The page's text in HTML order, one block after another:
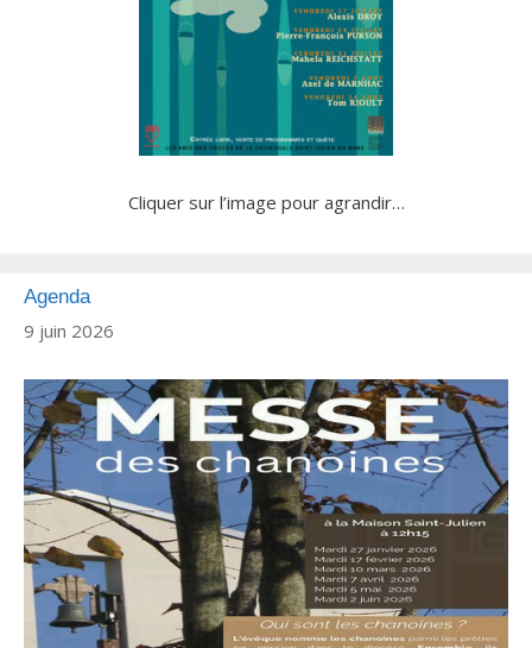
Cliquer sur l’image pour agrandir…
Agenda
9 juin 2026